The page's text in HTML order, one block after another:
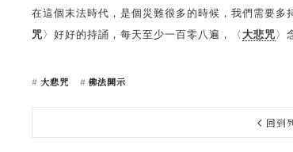
在這個末法時代，是個災難很多的時候，我們需要多
咒 〉好好的持誦，每天至少一百零八遍，〈 大悲咒 〉
大悲咒 佛法開示
回到